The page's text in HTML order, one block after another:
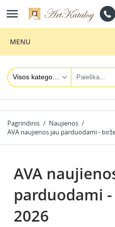

MENU
Pagrindinis
Naujienos
AVA naujienos jau parduodami -
AVA
parduodami
2026